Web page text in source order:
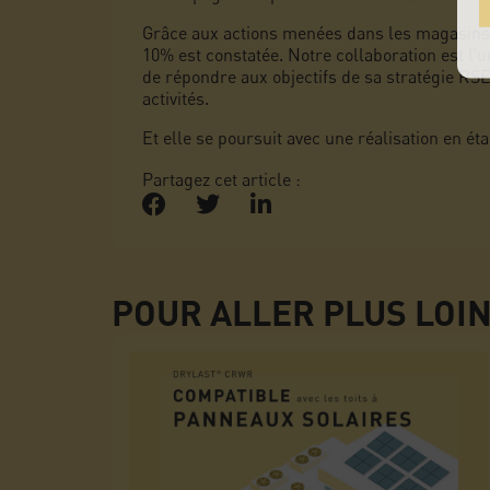
Grâce aux actions menées dans les
10% est constatée. Notre collaboration est
de répondre aux objectifs de sa stratégie
activités.
Et elle se poursuit avec une réalisation en
Partagez cet article :
POUR ALLER PLUS LOIN